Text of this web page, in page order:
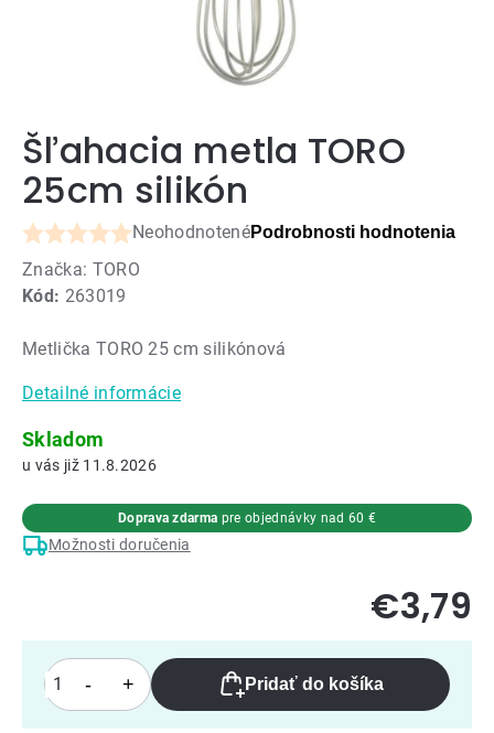
Šľahacia metla TORO
25cm silikón
Kód: 263019
Priemerné
hodnotenie
produktu
0,0
5
hviezdičiek.
NeohodnotenéPodrobnosti hodnotenia
Značka: TORO
Pridať do košíka
Metlička TORO 25 cm silikónová
Detailné informácie
Skladom
11.8.2026
Možnosti doručenia
Doprava zdarma pre objednávky nad 60 €
€3,79